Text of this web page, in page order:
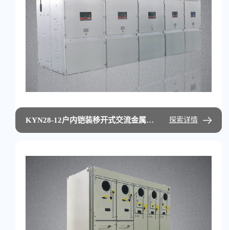
KYN28-12户内铠装移开式交流金属封闭开关设备 探索详情